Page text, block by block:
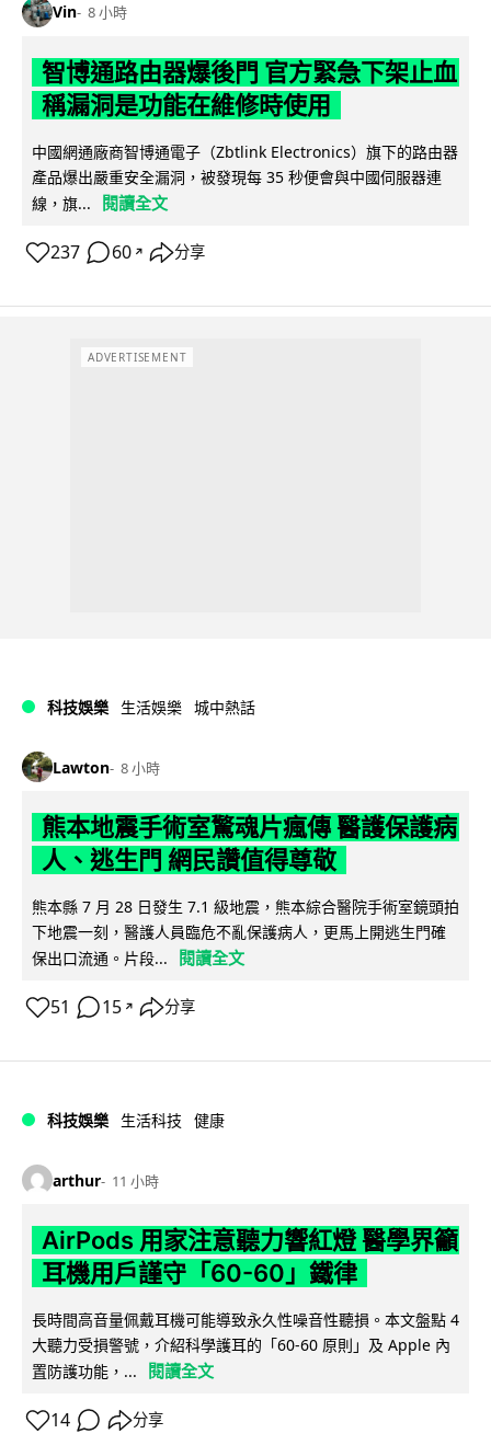
Vin 8 小時
智博通路由器爆後門 官方緊急下架止血
稱漏洞是功能在維修時使用
中國網通廠商智博通電子（Zbtlink Electronics）旗下的路由器
產品爆出嚴重安全漏洞，被發現每 35 秒便會與中國伺服器連
線，旗...
閱讀全文
237 60 ↗ 分享
ADVERTISEMENT
科技娛樂 生活娛樂 城中熱話
Lawton 8 小時
熊本地震手術室驚魂片瘋傳 醫護保護病
人、逃生門 網民讚值得尊敬
熊本縣 7 月 28 日發生 7.1 級地震，熊本綜合醫院手術室鏡頭拍
下地震一刻，醫護人員臨危不亂保護病人，更馬上開逃生門確
保出口流通。片段...
閱讀全文
51 15 ↗ 分享
科技娛樂 生活科技 健康
arthur 11 小時
AirPods 用家注意聽力響紅燈 醫學界籲
耳機用戶謹守「60-60」鐵律
長時間高音量佩戴耳機可能導致永久性噪音性聽損。本文盤點 4
大聽力受損警號，介紹科學護耳的「60-60 原則」及 Apple 內
置防護功能，...
閱讀全文
14 分享